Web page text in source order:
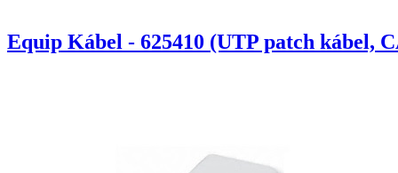
Equip Kábel - 625410 (UTP patch kábel,